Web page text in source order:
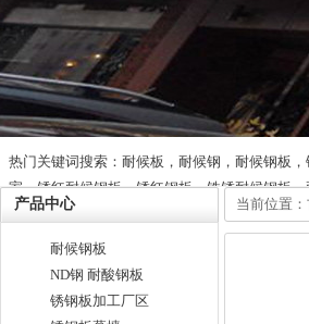
热门关键词搜索：耐候板，耐候钢，耐候钢板
家，锈红耐候钢板，锈红钢板，铁锈耐候钢板
产品中心
耐候钢板
ND钢 耐酸钢板
锈钢板加工厂区
当前位置：